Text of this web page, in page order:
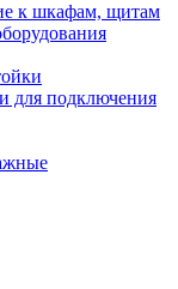
к шкафам, щитам
для подключения